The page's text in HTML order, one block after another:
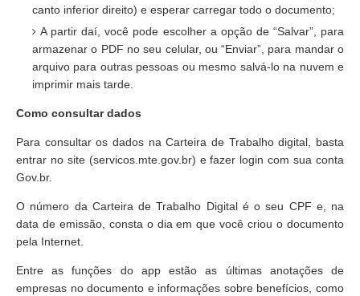
canto inferior direito) e esperar carregar todo o documento;
A partir daí, você pode escolher a opção de “Salvar”, para
armazenar o PDF no seu celular, ou “Enviar”, para mandar o
arquivo para outras pessoas ou mesmo salvá-lo na nuvem e
imprimir mais tarde.
Como consultar dados
Para consultar os dados na Carteira de Trabalho digital, basta
entrar no site (servicos.mte.gov.br) e fazer login com sua conta
Gov.br.
O número da Carteira de Trabalho Digital é o seu CPF e, na
data de emissão, consta o dia em que você criou o documento
pela Internet.
Entre as funções do app estão as últimas anotações de
empresas no documento e informações sobre benefícios, como